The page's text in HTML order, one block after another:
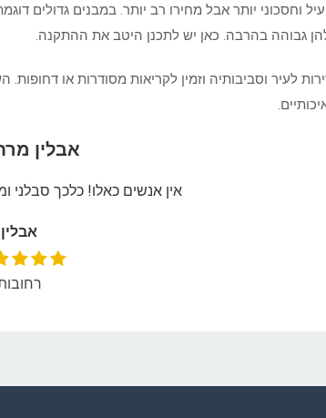
וחסכוני יותר אבל מחירו רב יותר. במבנים גדולים
גבוהה בהרבה. כאן יש לתכנן היטב את ההתקנה.
לעיר וסביבותיה וזמין לקריאות מסודרות או דחופות.
אבלין
אין אנשים כאלו! כלכך סבלני
אבלין